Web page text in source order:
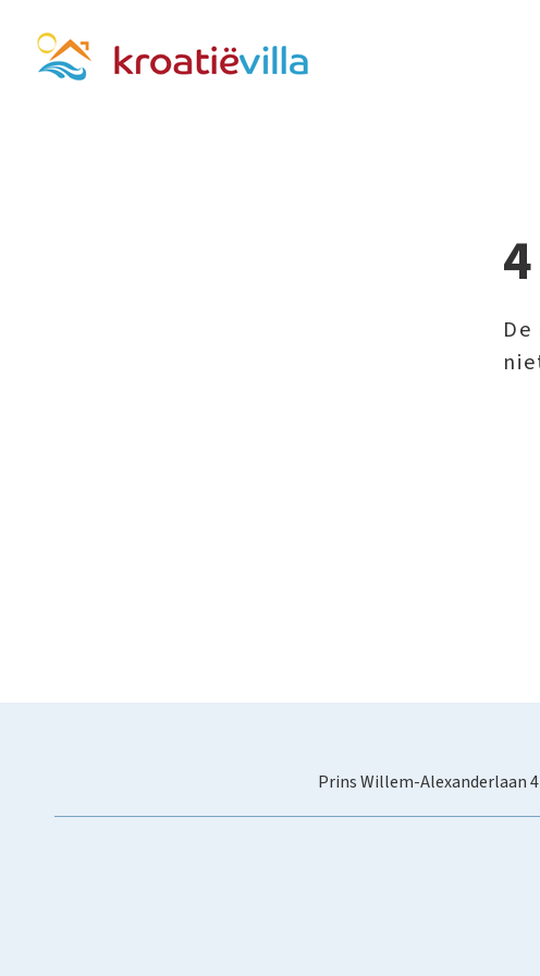
Prins Willem-Alexanderlaan